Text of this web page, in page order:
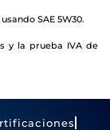
SAE 5W30.
y la prueba IVA de